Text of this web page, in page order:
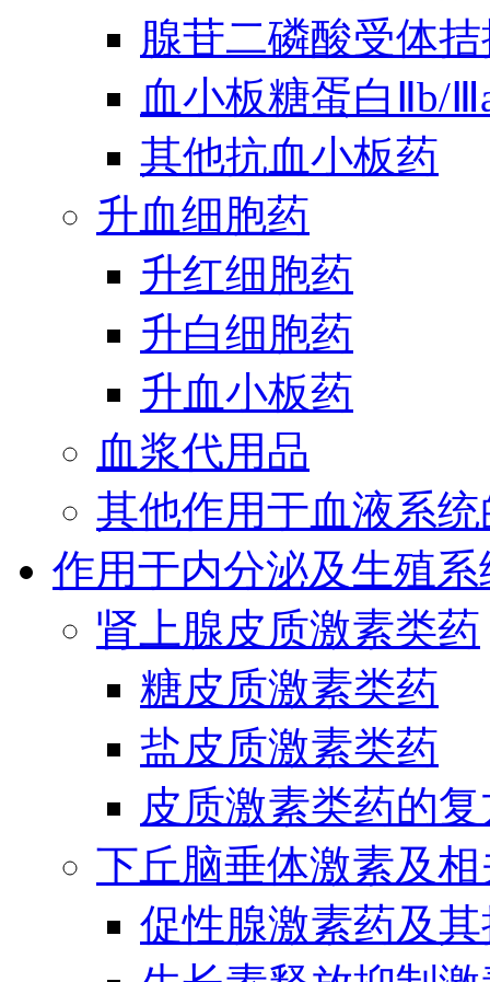
腺苷二磷酸受体
血小板糖蛋白Ⅱb/
其他抗血小板药
升血细胞药
升红细胞药
升白细胞药
升血小板药
血浆代用品
其他作用于血液系
作用于内分泌及生殖
肾上腺皮质激素类药
糖皮质激素类药
盐皮质激素类药
皮质激素类药的
下丘脑垂体激素及
促性腺激素药及